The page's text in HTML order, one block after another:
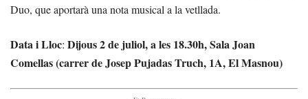
Duo, que aportarà una nota musical a la vetllada.
Data i Lloc: Dijous 2 de juliol, a les 18.30h, Sala Joan
Comellas (carrer de Josep Pujadas Truch, 1A, El Masnou)